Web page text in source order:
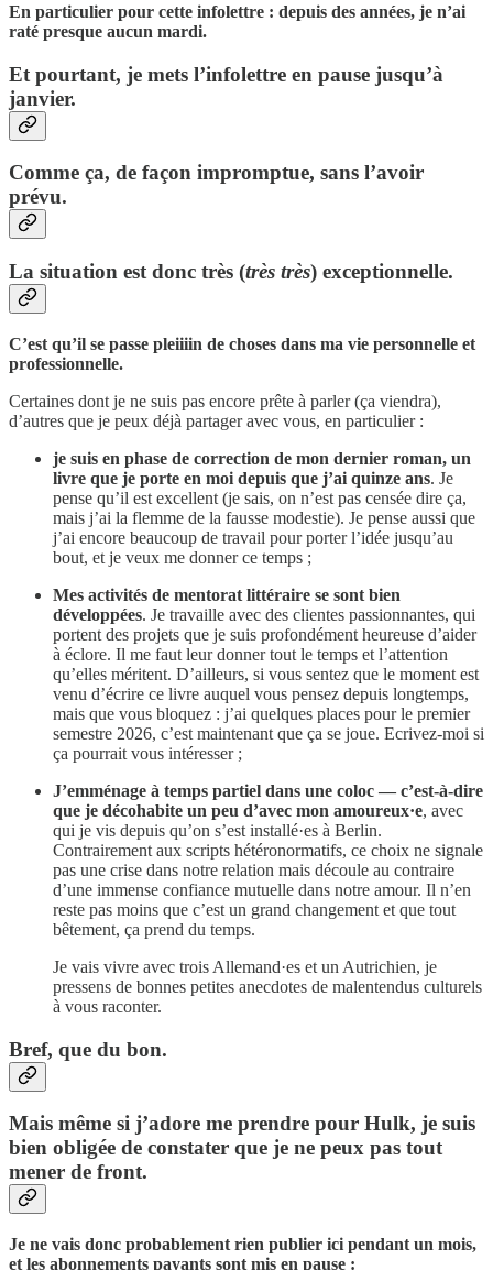
En particulier pour cette infolettre : depuis des années, je n’ai
raté presque aucun mardi.
Et pourtant, je mets l’infolettre en pause jusqu’à
janvier.
Comme ça, de façon impromptue, sans l’avoir
prévu.
La situation est donc très (très très) exceptionnelle.
C’est qu’il se passe pleiiiin de choses dans ma vie personnelle et
professionnelle.
Certaines dont je ne suis pas encore prête à parler (ça viendra),
d’autres que je peux déjà partager avec vous, en particulier :
je suis en phase de correction de mon dernier roman, un
livre que je porte en moi depuis que j’ai quinze ans. Je
pense qu’il est excellent (je sais, on n’est pas censée dire ça,
mais j’ai la flemme de la fausse modestie). Je pense aussi que
j’ai encore beaucoup de travail pour porter l’idée jusqu’au
bout, et je veux me donner ce temps ;
Mes activités de mentorat littéraire se sont bien
développées. Je travaille avec des clientes passionnantes, qui
portent des projets que je suis profondément heureuse d’aider
à éclore. Il me faut leur donner tout le temps et l’attention
qu’elles méritent. D’ailleurs, si vous sentez que le moment est
venu d’écrire ce livre auquel vous pensez depuis longtemps,
mais que vous bloquez : j’ai quelques places pour le premier
semestre 2026, c’est maintenant que ça se joue. Ecrivez-moi si
ça pourrait vous intéresser ;
J’emménage à temps partiel dans une coloc — c’est-à-dire
que je décohabite un peu d’avec mon amoureux·e, avec
qui je vis depuis qu’on s’est installé·es à Berlin.
Contrairement aux scripts hétéronormatifs, ce choix ne signale
pas une crise dans notre relation mais découle au contraire
d’une immense confiance mutuelle dans notre amour. Il n’en
reste pas moins que c’est un grand changement et que tout
bêtement, ça prend du temps.
Je vais vivre avec trois Allemand·es et un Autrichien, je
pressens de bonnes petites anecdotes de malentendus culturels
à vous raconter.
Bref, que du bon.
Mais même si j’adore me prendre pour Hulk, je suis
bien obligée de constater que je ne peux pas tout
mener de front.
Je ne vais donc probablement rien publier ici pendant un mois,
et les abonnements payants sont mis en pause :